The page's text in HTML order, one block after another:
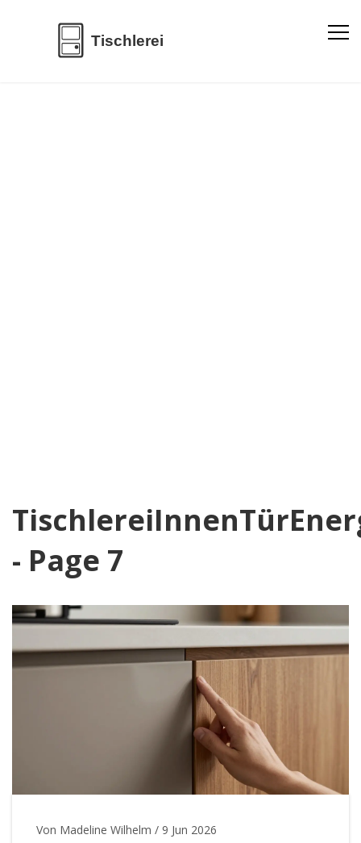
- Page 7
Von Madeline Wilhelm / 9 Jun 2026